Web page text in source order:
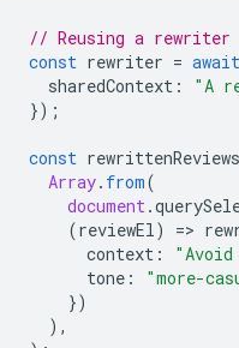
// Reusing a rewriter
const rewriter = await
sharedContext :
"A
});
const rewrittenReviews
Array. from(
document.
(reviewEl) =>
context :
tone : "more-
})
),